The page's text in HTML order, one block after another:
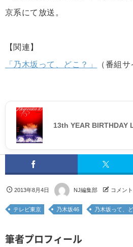
京系にて放送。
【関連】
「乃木坂って、どこ？」
（番組サ
13th YEAR BIRTHDAY
2013年8月4日 NJ編集部 コメント
テレビ東京 乃木坂46 乃木坂って、
筆者プロフィール